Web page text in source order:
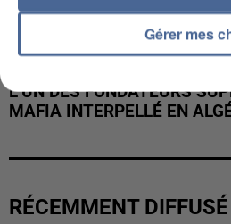
L’UN DES FONDATEURS
MAFIA INTERPELLÉ EN
RÉCEMMENT DIFFUSÉ
Gérer mes